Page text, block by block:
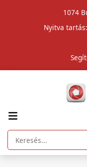
1074
Nyitva